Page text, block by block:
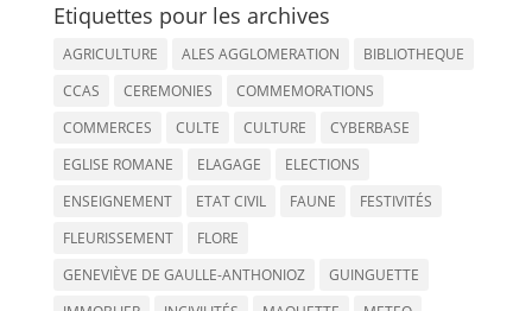
Etiquettes pour les archives
AGRICULTURE ALES AGGLOMERATION
BIBLIOTHEQUE
CCAS
CEREMONIES
COMMEMORATIONS
COMMERCES
CULTE CULTURE
CYBERBASE
EGLISE ROMANE
ELAGAGE
ELECTIONS
ENSEIGNEMENT
ETAT CIVIL FAUNE
FESTIVITÉS
FLEURISSEMENT
FLORE
GENEVIÈVE DE GAULLE-ANTHONIOZ
GUINGUETTE